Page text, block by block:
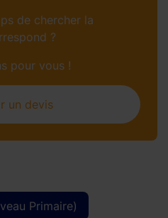
Primaire)
de chercher la
?
pour vous !
un devis